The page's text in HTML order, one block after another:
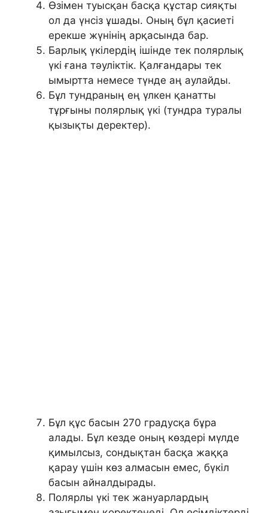
Өзімен туысқан басқа құстар сияқты
ол да үнсіз ұшады. Оның бұл қасиеті
ерекше жүнінің арқасында бар.
Барлық үкілердің ішінде тек полярлық
үкі ғана тәуліктік. Қалғандары тек
ымыртта немесе түнде аң аулайды.
Бұл тундраның ең үлкен қанатты
тұрғыны полярлық үкі (тундра туралы
қызықты деректер).
Бұл құс басын 270 градусқа бұра
алады. Бұл кезде оның көздері мүлде
қимылсыз, сондықтан басқа жаққа
қарау үшін көз алмасын емес, бүкіл
басын айналдырады.
Полярлы үкі тек жануарлардың